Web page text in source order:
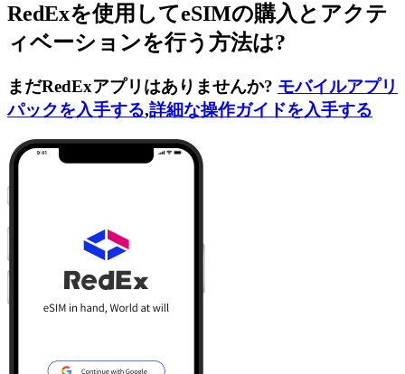
RedExを使用してeSIMの購入とアクテ
ィベーションを行う方法は?
まだRedExアプリはありませんか? モバイルアプリ
パックを入手する,詳細な操作ガイドを入手する